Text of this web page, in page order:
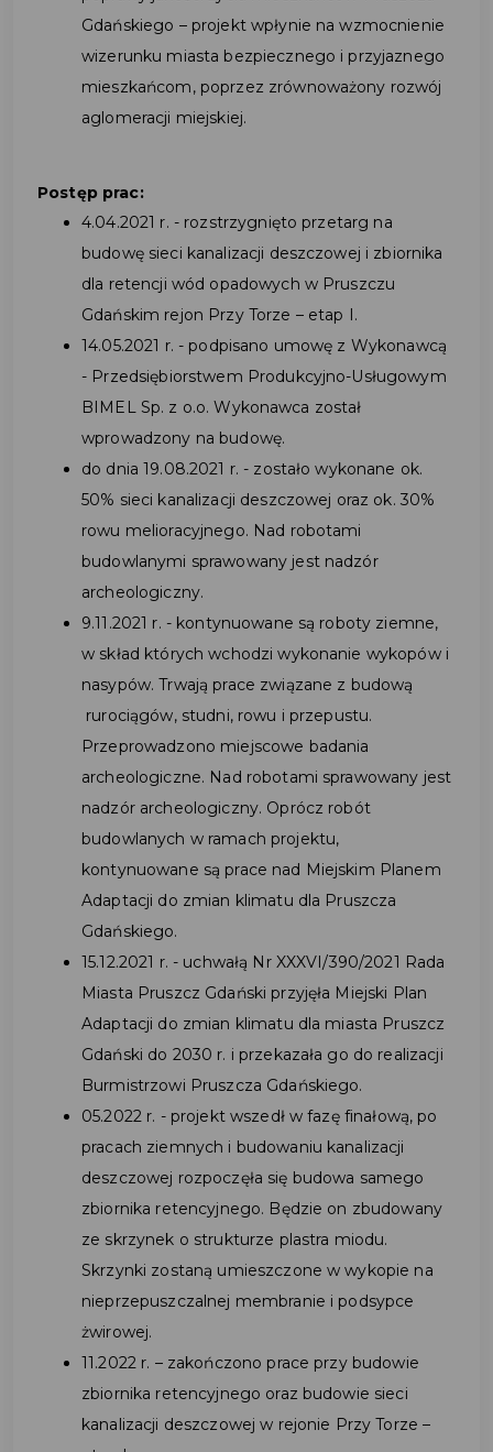
Gdańskiego – projekt wpłynie na wzmocnienie
wizerunku miasta bezpiecznego i przyjaznego
mieszkańcom, poprzez zrównoważony rozwój
aglomeracji miejskiej.
Postęp prac:
4.04.2021 r. - rozstrzygnięto przetarg na
budowę sieci kanalizacji deszczowej i zbiornika
dla retencji wód opadowych w Pruszczu
Gdańskim rejon Przy Torze – etap I.
14.05.2021 r. - podpisano umowę z Wykonawcą
- Przedsiębiorstwem Produkcyjno-Usługowym
BIMEL Sp. z o.o. Wykonawca został
wprowadzony na budowę.
do dnia 19.08.2021 r. - zostało wykonane ok.
50% sieci kanalizacji deszczowej oraz ok. 30%
rowu melioracyjnego. Nad robotami
budowlanymi sprawowany jest nadzór
archeologiczny.
9.11.2021 r. - kontynuowane są roboty ziemne,
w skład których wchodzi wykonanie wykopów i
nasypów. Trwają prace związane z budową
rurociągów, studni, rowu i przepustu.
Przeprowadzono miejscowe badania
archeologiczne. Nad robotami sprawowany jest
nadzór archeologiczny. Oprócz robót
budowlanych w ramach projektu,
kontynuowane są prace nad Miejskim Planem
Adaptacji do zmian klimatu dla Pruszcza
Gdańskiego.
15.12.2021 r. - uchwałą Nr XXXVI/390/2021 Rada
Miasta Pruszcz Gdański przyjęła Miejski Plan
Adaptacji do zmian klimatu dla miasta Pruszcz
Gdański do 2030 r. i przekazała go do realizacji
Burmistrzowi Pruszcza Gdańskiego.
05.2022 r. - projekt wszedł w fazę finałową, po
pracach ziemnych i budowaniu kanalizacji
deszczowej rozpoczęła się budowa samego
zbiornika retencyjnego. Będzie on zbudowany
ze skrzynek o strukturze plastra miodu.
Skrzynki zostaną umieszczone w wykopie na
nieprzepuszczalnej membranie i podsypce
żwirowej.
11.2022 r. – zakończono prace przy budowie
zbiornika retencyjnego oraz budowie sieci
kanalizacji deszczowej w rejonie Przy Torze –